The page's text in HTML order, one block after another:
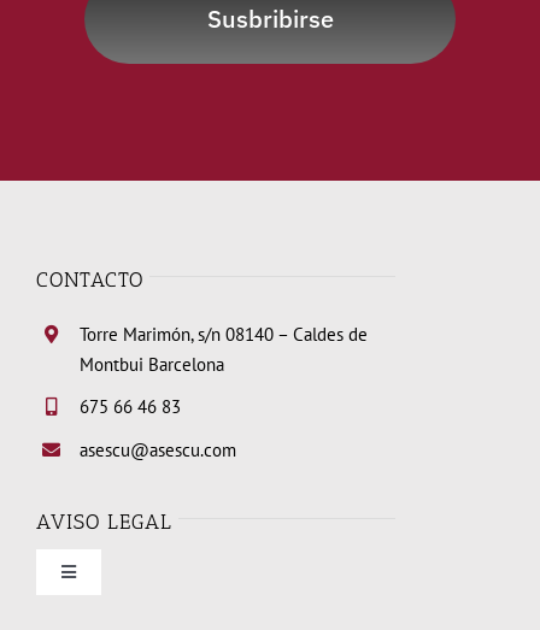
Susbribirse
CONTACTO
Torre Marimón, s/n 08140 – Caldes de
Montbui Barcelona
675 66 46 83
asescu@asescu.com
AVISO LEGAL
Toggle